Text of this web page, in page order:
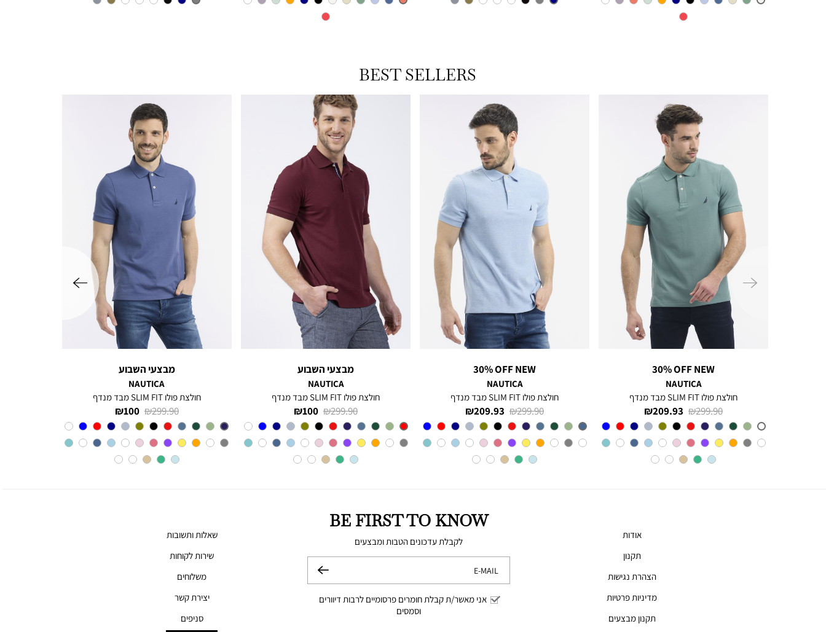
WHITE
APP
BEST SELLERS
ימינה
30% OFF NEW
NAUTICA
חולצת פולו SLIM FIT מבד מנדף
מחיר
מוצר
209.93 ₪
מחיר
רגיל
299.90 ₪
צבע
A6M
30% OFF NEW
NAUTICA
חולצת פולו SLIM FIT מבד מנדף
מחיר
מוצר
209.93 ₪
מחיר
רגיל
299.90 ₪
צבע
CHARTER
BLUE
מבצעי השבוע
NAUTICA
חולצת פולו SLIM FIT מבד מנדף
מחיר
מוצר
100 ₪
מחיר
רגיל
299.90 ₪
צבע
Red
מבצעי השבוע
NAUTICA
חולצת פולו SLIM FIT מבד מנדף
מחיר
מוצר
100 ₪
מחיר
רגיל
299.90 ₪
צבע
BLUE
INDIGO
שמאלה
BE FIRST TO KNOW
לקבלת עדכונים הטבות ומבצעים
E-MAIL
אני מאשר/ת קבלת חומרים פרסומיים לרבות דיוורים
וסמסים
שלח
אודות
תקנון
הצהרת נגישות
מדיניות פרטיות
תקנון מבצעים
שאלות ותשובות
שירות לקוחות
משלוחים
יצירת קשר
סניפים